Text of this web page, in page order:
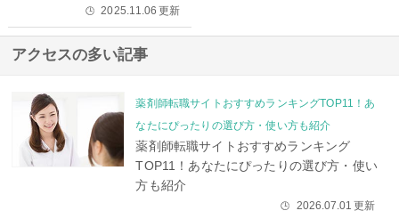
🕒 2025.11.06 更新
アクセスの多い記事
薬剤師転職サイトおすすめランキングTOP11！あ
なたにぴったりの選び方・使い方も紹介
薬剤師転職サイトおすすめランキング
TOP11！あなたにぴったりの選び方・使い
方も紹介
🕒 2026.07.01 更新